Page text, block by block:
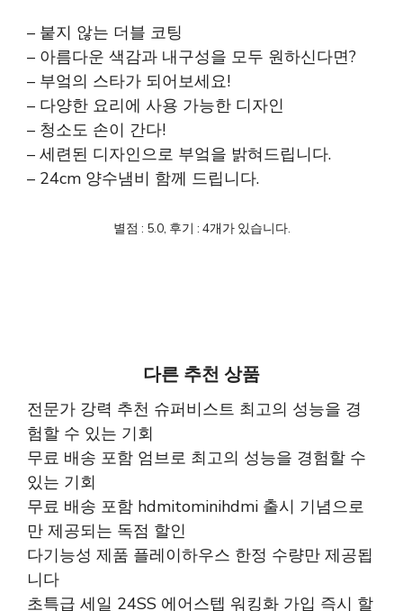
– 붙지 않는 더블 코팅
– 아름다운 색감과 내구성을 모두 원하신다면?
– 부엌의 스타가 되어보세요!
– 다양한 요리에 사용 가능한 디자인
– 청소도 손이 간다!
– 세련된 디자인으로 부엌을 밝혀드립니다.
– 24cm 양수냄비 함께 드립니다.
별점 : 5.0, 후기 : 4개가 있습니다.
다른 추천 상품
전문가 강력 추천 슈퍼비스트 최고의 성능을 경
험할 수 있는 기회
무료 배송 포함 엄브로 최고의 성능을 경험할 수
있는 기회
무료 배송 포함 hdmitominihdmi 출시 기념으로
만 제공되는 독점 할인
다기능성 제품 플레이하우스 한정 수량만 제공됩
니다
초특급 세일 24SS 에어스텝 워킹화 가입 즉시 할